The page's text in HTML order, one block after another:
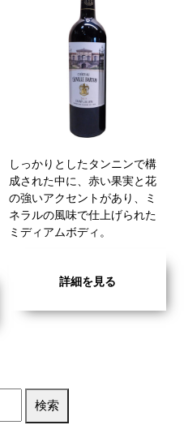
しっかりとしたタンニンで構
成された中に、赤い果実と花
の強いアクセントがあり、ミ
ネラルの風味で仕上げられた
ミディアムボディ。
詳細を見る